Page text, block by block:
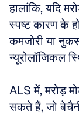
हालांकि, यदि
स्पष्ट कारण के
कमजोरी या
न्यूरोलॉजिकल
ALS में, मरोड़
सकते हैं, जो